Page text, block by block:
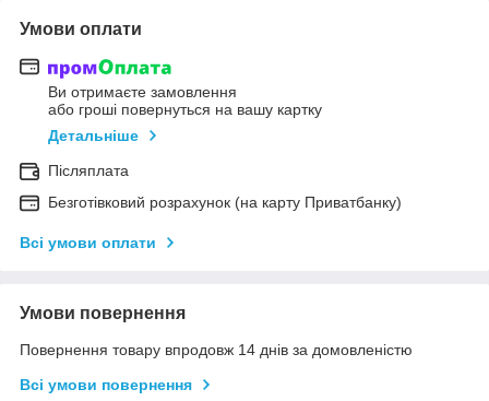
Умови оплати
Ви отримаєте замовлення
або гроші повернуться на вашу картку
Детальніше
Післяплата
Безготівковий розрахунок (на карту Приватбанку)
Всі умови оплати
Умови повернення
Повернення товару впродовж 14 днів за домовленістю
Всі умови повернення